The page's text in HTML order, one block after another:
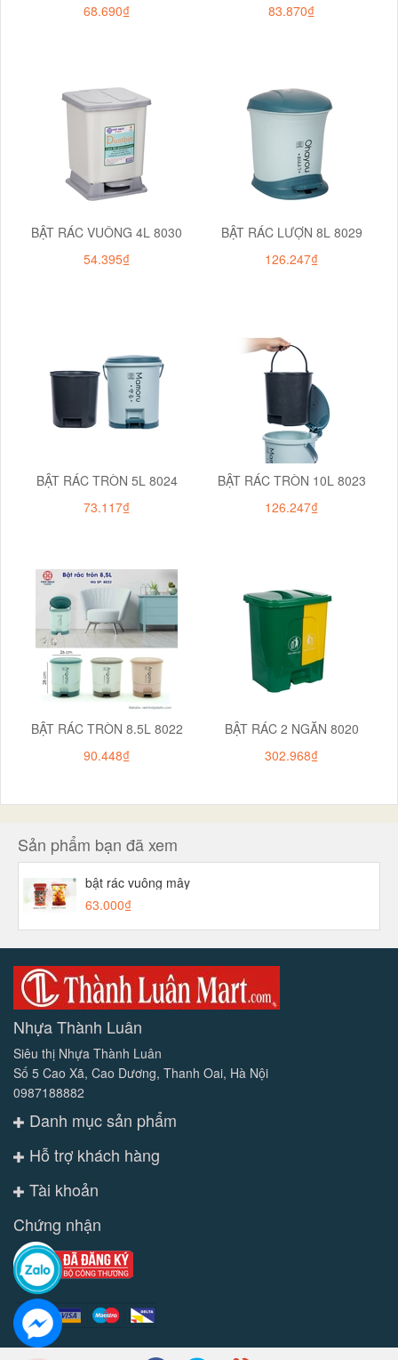
68.690₫
83.870₫
BẬT RÁC VUÔNG 4L 8030
54.395₫
BẬT RÁC LƯỢN 8L 8029
126.247₫
BẬT RÁC TRÒN 5L 8024
73.117₫
BẬT RÁC TRÒN 10L 8023
126.247₫
BẬT RÁC TRÒN 8.5L 8022
90.448₫
BẬT RÁC 2 NGĂN 8020
302.968₫
Sản phẩm bạn đã xem
bật rác vuông mây
63.000₫
Nhựa Thành Luân
Siêu thị Nhựa Thành Luân
Số 5 Cao Xã, Cao Dương, Thanh Oai, Hà Nội
0987188882
Danh mục sản phẩm
Hỗ trợ khách hàng
Tài khoản
Chứng nhận